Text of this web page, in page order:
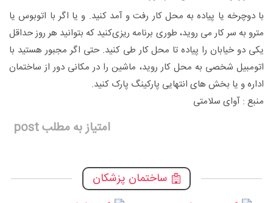
با دوچرخه یا پیاده به محل کار رفت و آمد کنید. و یا اگر با اتوبوس یا
مترو به سر کار می‌ روید، طوری برنامه ریزی‌کنید که بتوانید هر روز حداقل
یکی دو خیابان را پیاده تا محل کار طی کنید. حتی اگر مجبور هستید با
اتومبیل شخصی به محل کار ‌روید، ماشین را در مکانی دور از ساختمان
اداره و یا بخش‌ های انتهایی پارکینگ پارک کنید.
منبع : آوای سلامتی
امتیاز به مطلب post
ساختمان پزشکان